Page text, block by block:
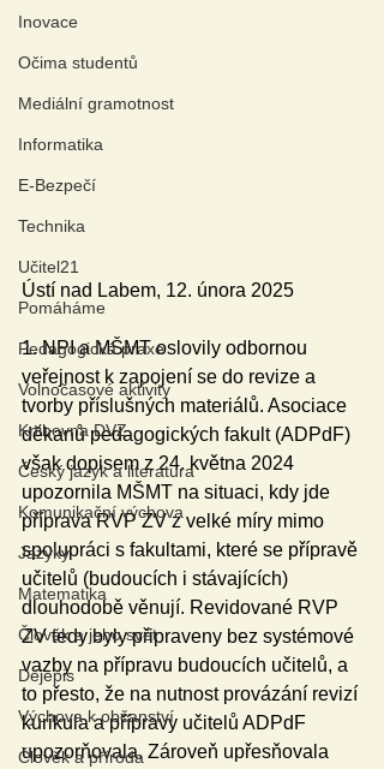
Inovace
Očima studentů
Mediální gramotnost
Informatika
E-Bezpečí
Technika
Učitel21
Pomáháme
Pedagogická praxe
Volnočasové aktivity
Knihovna DVZ
Český jazyk a literatura
Komunikační výchova
Jazyky
Matematika
Člověk a jeho svět
Dějepis
Výchova k občanství
Člověk a příroda
Ústí nad Labem, 12. února 2025
1. NPI a MŠMT oslovily odbornou
veřejnost k zapojení se do revize a
tvorby příslušných materiálů. Asociace
děkanů pedagogických fakult (ADPdF)
však dopisem z 24. května 2024
upozornila MŠMT na situaci, kdy jde
příprava RVP ZV z velké míry mimo
spolupráci s fakultami, které se přípravě
učitelů (budoucích i stávajících)
dlouhodobě věnují. Revidované RVP
ZV tedy byly připraveny bez systémové
vazby na přípravu budoucích učitelů, a
to přesto, že na nutnost provázání revizí
kurikula a přípravy učitelů ADPdF
upozorňovala. Zároveň upřesňovala